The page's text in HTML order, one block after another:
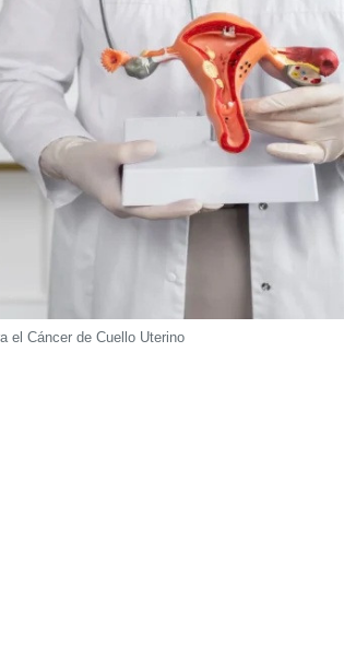
el Cáncer de Cuello Uterino